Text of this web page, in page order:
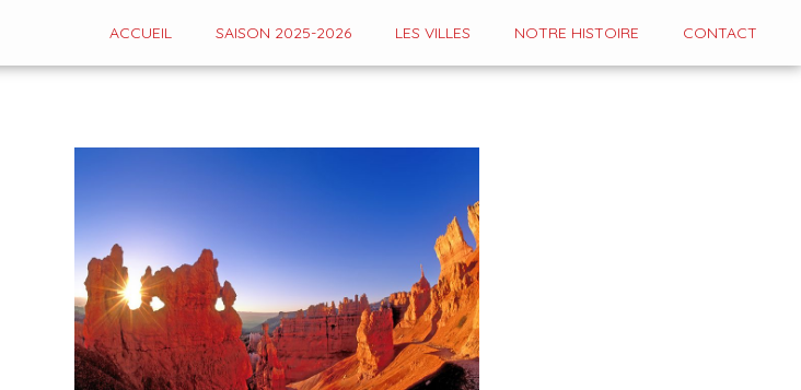
ACCUEIL SAISON 2025-2026 LES VILLES NOTRE HISTOIRE CONTACT